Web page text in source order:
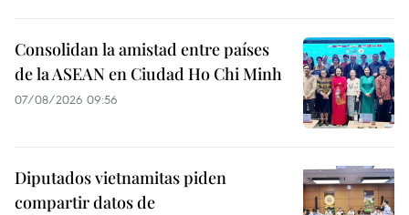
Consolidan la amistad entre países
de la ASEAN en Ciudad Ho Chi Minh
07/08/2026 09:56
Diputados vietnamitas piden
compartir datos de